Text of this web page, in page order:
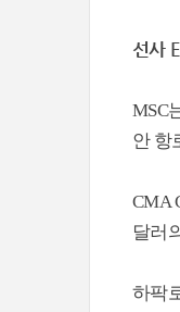
선사
MSC
안 항
CMA
달러
하팍